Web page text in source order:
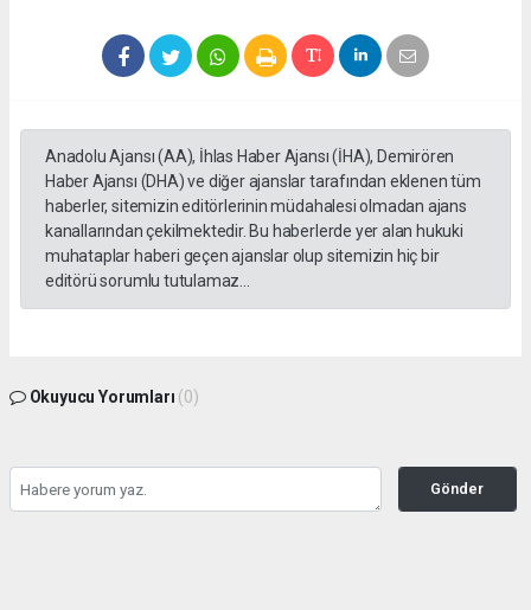
Anadolu Ajansı (AA), İhlas Haber Ajansı (İHA), Demirören
Haber Ajansı (DHA) ve diğer ajanslar tarafından eklenen tüm
haberler, sitemizin editörlerinin müdahalesi olmadan ajans
kanallarından çekilmektedir. Bu haberlerde yer alan hukuki
muhataplar haberi geçen ajanslar olup sitemizin hiç bir
editörü sorumlu tutulamaz...
Okuyucu Yorumları (0)
Gönder